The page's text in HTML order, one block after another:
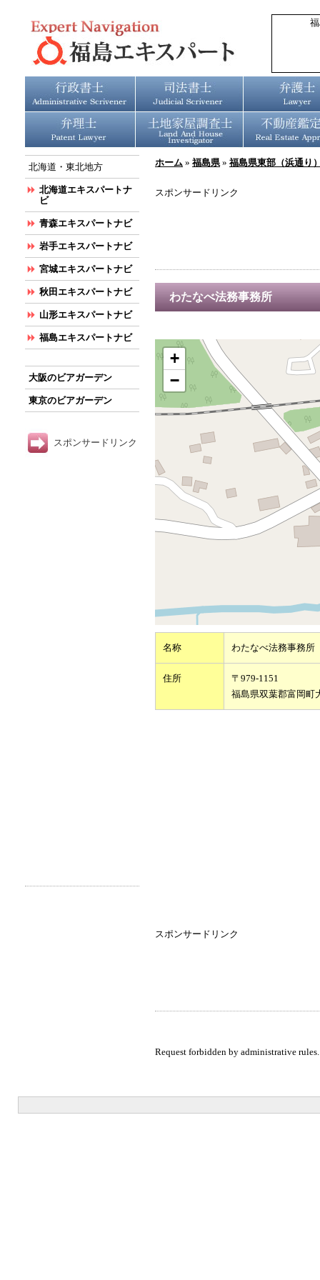
ホーム » 福島県» 福島県東部（浜通り
スポンサードリンク
わたなべ法務事務所
+
−
名称 わたなべ法務事務所
住所
〒979-1151
福島県双葉郡富岡町
スポンサードリンク
Request forbidden by administrative rules.
北海道・東北地方
北海道エキスパートナ
ビ
青森エキスパートナビ
岩手エキスパートナビ
宮城エキスパートナビ
秋田エキスパートナビ
山形エキスパートナビ
福島エキスパートナビ
大阪のビアガーデン
東京のビアガーデン
スポンサードリンク